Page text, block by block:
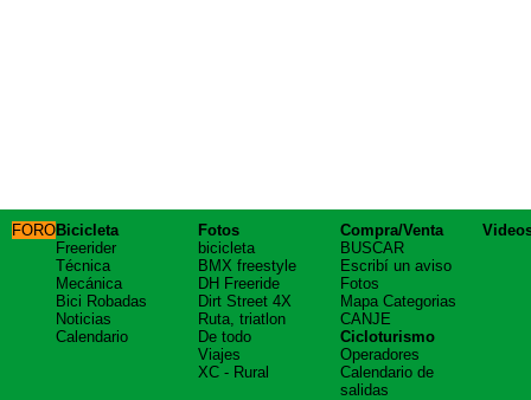
FOROBicicleta
Freerider
Técnica
Mecánica
Bici Robadas
Noticias
Calendario
Fotos
bicicleta
BMX freestyle
DH Freeride
Dirt Street 4X
Ruta, triatlon
De todo
Viajes
XC - Rural
Compra/Venta
BUSCAR
Escribí un aviso
Fotos
Mapa Categorias
CANJE
Cicloturismo
Operadores
Calendario de
salidas